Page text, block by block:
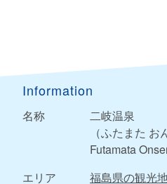
Information
名称
二岐温泉
（ふたまた お
Futamata
エリア
福島県の観光